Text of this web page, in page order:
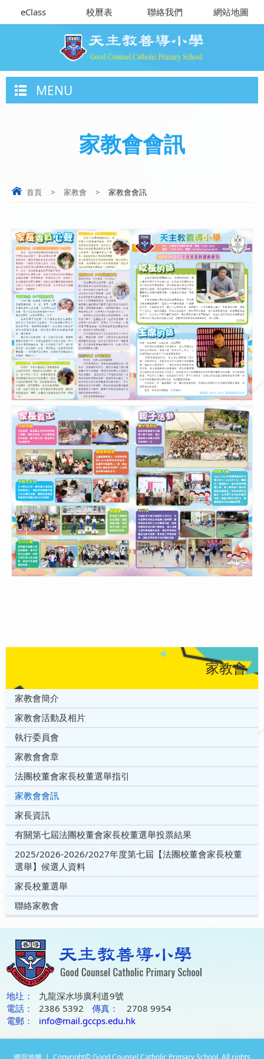
eClass 校曆表 聯絡我們 網站地圖
MENU
家教會會訊
首頁 > 家教會 > 家教會會訊
家教會
家教會簡介
家教會活動及相片
執行委員會
家教會會章
法團校董會家長校董選舉指引
家教會會訊
家長資訊
有關第七屆法團校董會家長校董選舉投票結果
2025/2026-2026/2027年度第七屆【法團校董會家長校董
選舉】候選人資料
家長校董選舉
聯絡家教會
地圵：
九龍深水埗廣利道9號
電話：
2386 5392 傳真：
2708 9954
電郵：
info@mail.gccps.edu.hk